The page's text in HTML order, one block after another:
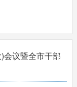
会议暨全市干部